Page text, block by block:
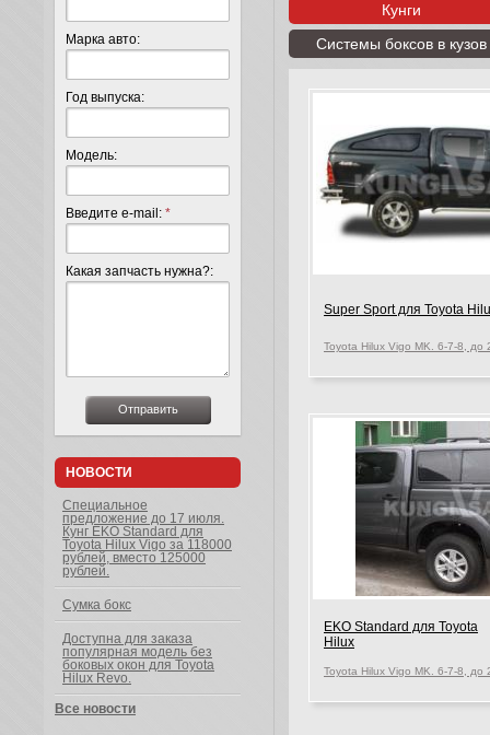
Кунги
Системы боксов в кузов
Super Sport для Toyota
EKO Standard для Toyota
Hilux
Марка авто:
Год выпуска:
Модель:
Введите e-mail: *
Какая запчасть нужна?:
НОВОСТИ
Специальное
предложение до 17 июля.
Кунг EKO Standard для
Toyota Hilux Vigo за 118000
рублей, вместо 125000
рублей.
Сумка бокс
Доступна для заказа
популярная модель без
боковых окон для Toyota
Hilux Revo.
Все новости